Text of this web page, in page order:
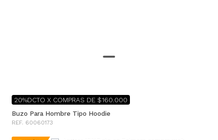
20%DCTO X COMPRAS DE $160.000
Buzo Para Hombre Tipo Hoodie
REF. 60060173